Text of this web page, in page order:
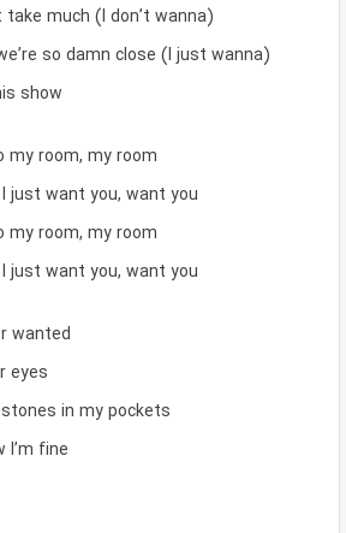
take much (I don’t wanna)
so damn close (I just wanna)
show
my room, my room
just want you, want you
my room, my room
just want you, want you
wanted
eyes
in my pockets
fine